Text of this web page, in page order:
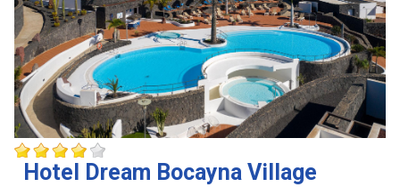
Hotel Dream Bocayna Village